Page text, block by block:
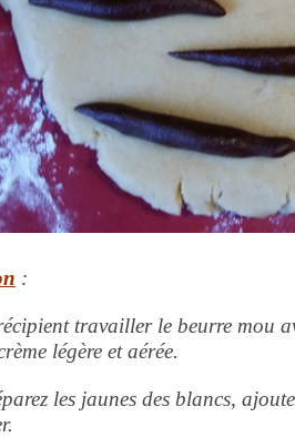
:
travailler le beurre mou
légère et aérée.
les jaunes des blancs,